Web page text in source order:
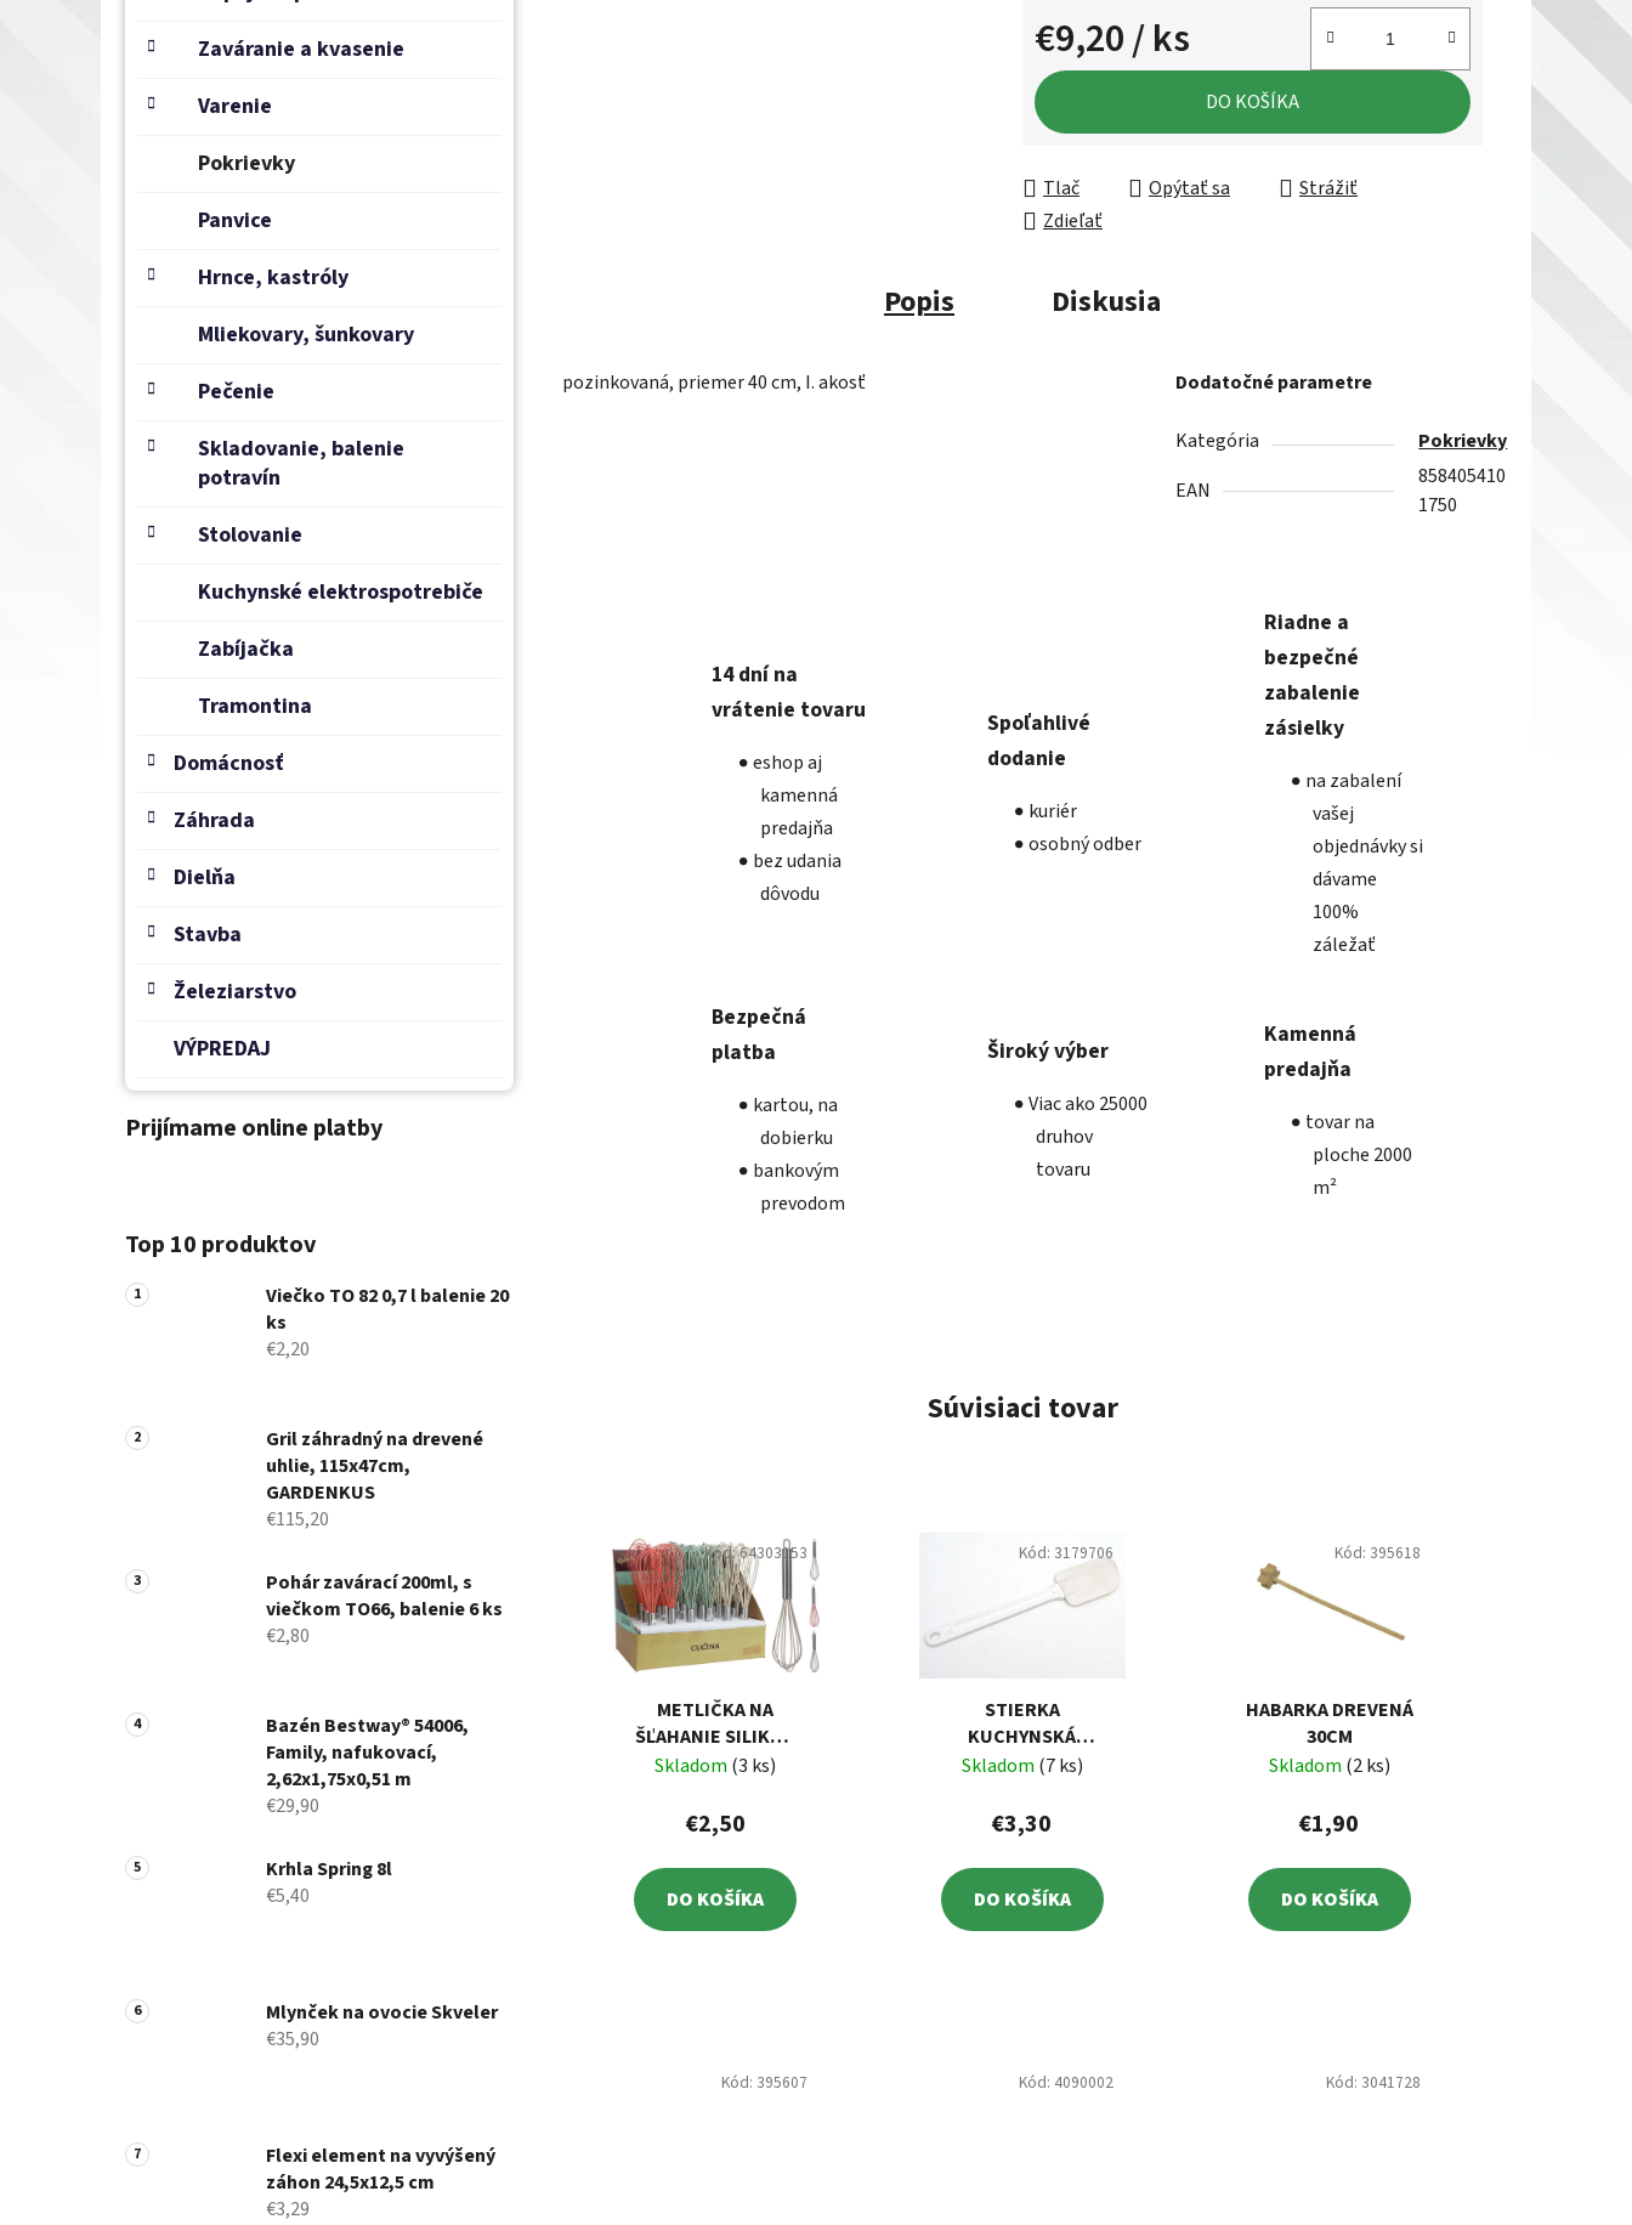
Zaváranie a kvasenie
Varenie
Pokrievky
Panvice
Hrnce, kastróly
Mliekovary, šunkovary
Pečenie
Skladovanie, balenie
potravín
Stolovanie
Kuchynské elektrospotrebiče
Zabíjačka
Tramontina
Domácnosť
Záhrada
Dielňa
Stavba
Železiarstvo
VÝPREDAJ
Prijímame online platby
Top 10 produktov
Viečko TO 82 0,7 l balenie 20
ks
€2,20
Gril záhradný na drevené
uhlie, 115x47cm,
GARDENKUS
€115,20
Pohár zavárací 200ml, s
viečkom TO66, balenie 6 ks
€2,80
Bazén Bestway® 54006,
Family, nafukovací,
2,62x1,75x0,51 m
€29,90
Krhla Spring 8l
€5,40
Mlynček na ovocie Skveler
€35,90
Flexi element na vyvýšený
záhon 24,5x12,5 cm
€3,29
€9,20/ ks
Jednotková cena:
DO KOŠÍKA
Tlač Opýtať sa
Strážiť
Zdieľať
Popis Diskusia
pozinkovaná, priemer 40 cm, I. akosť Dodatočné parametre
Kategória
Pokrievky
EAN
858405410
1750
14 dní na
vrátenie tovaru
eshop aj
kamenná
predajňa
bez udania
dôvodu
Spoľahlivé
dodanie
kuriér
osobný odber
Riadne a
bezpečné
zabalenie
zásielky
na zabalení
vašej
objednávky si
dávame
100%
záležať
Bezpečná
platba
kartou, na
dobierku
bankovým
prevodom
Široký výber
Viac ako 25000
druhov
tovaru
Kamenná
predajňa
tovar na
ploche 2000
m²
Súvisiaci tovar
METLIČKA NA
ŠĽAHANIE SILIKÓN
26 CM
Skladom (3 ks)
€2,50
DO KOŠÍKA
Kód:64303153
STIERKA
KUCHYNSKÁ
UH/GUMA 28CM
Skladom (7 ks)
€3,30
DO KOŠÍKA
Kód: 3179706
HABARKA DREVENÁ
30CM
Skladom (2 ks)
€1,90
DO KOŠÍKA
Kód: 395618
Kód: 395607 Kód: 4090002 Kód: 3041728